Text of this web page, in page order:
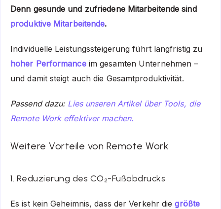
Denn gesunde und zufriedene Mitarbeitende sind
produktive Mitarbeitende.
Individuelle Leistungssteigerung führt langfristig zu
hoher Performanceim gesamten Unternehmen –
und damit steigt auch die Gesamtproduktivität.
Passend dazu: Lies unseren Artikel über Tools, die
Remote Work effektiver machen.
Weitere Vorteile von Remote Work
1. Reduzierung des CO₂-Fußabdrucks
Es ist kein Geheimnis, dass der Verkehr diegrößte